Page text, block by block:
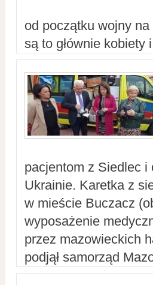
od początku wojny
są to głównie kobiety
pacjentom z Siedlec
Ukrainie. Karetka z
w mieście Buczacz
wyposażenie
przez mazowieckich
podjął samorząd